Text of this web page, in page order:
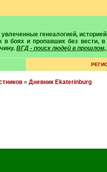
боях и пропавших без вести,
ВГД - поиск людей в
» Дневник Ekaterinburg